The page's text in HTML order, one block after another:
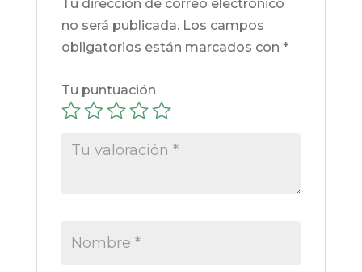
Tu dirección de correo electrónico
no será publicada. Los campos
obligatorios están marcados con *
Tu puntuación